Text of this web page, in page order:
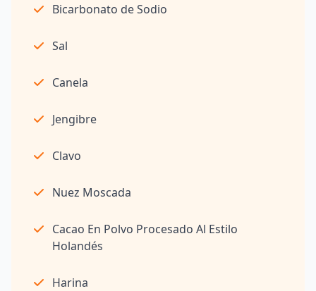
Bicarbonato de Sodio
Sal
Canela
Jengibre
Clavo
Nuez Moscada
Cacao En Polvo Procesado Al Estilo
Holandés
Harina